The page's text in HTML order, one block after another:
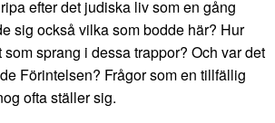
efter det judiska liv som en gång
sig också vilka som bodde här? Hur
sprang i dessa trappor? Och var det
Förintelsen? Frågor som en tillfällig
ofta ställer sig.